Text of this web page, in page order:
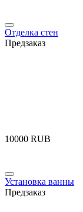
Отделка стен
Предзаказ
‍10000‍ RUB
Установка ванны
Предзаказ